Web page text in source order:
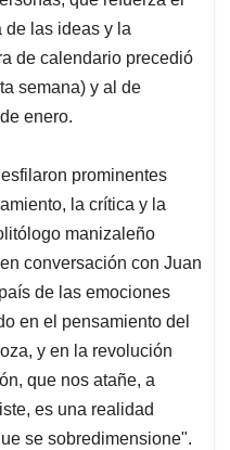
de las ideas y la
de calendario precedió
semana) y al de
enero.
prominentes
la crítica y la
manizaleño
conversación con Juan
de las emociones
en el pensamiento del
y en la revolución
que nos atañe, a
es una realidad
se sobredimensione".